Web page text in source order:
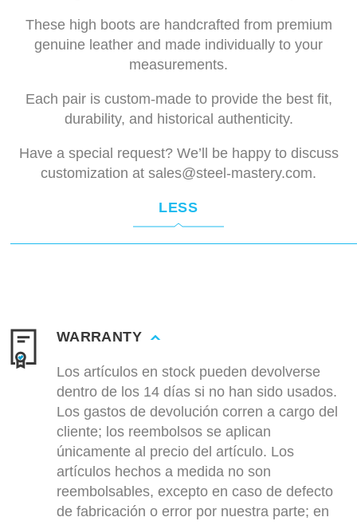
These high boots are handcrafted from premium
genuine leather and made individually to your
measurements.
Each pair is custom-made to provide the best fit,
durability, and historical authenticity.
Have a special request? We’ll be happy to discuss
customization at sales@steel-mastery.com.
LESS
WARRANTY
Los artículos en stock pueden devolverse
dentro de los 14 días si no han sido usados.
Los gastos de devolución corren a cargo del
cliente; los reembolsos se aplican
únicamente al precio del artículo. Los
artículos hechos a medida no son
reembolsables, excepto en caso de defecto
de fabricación o error por nuestra parte; en